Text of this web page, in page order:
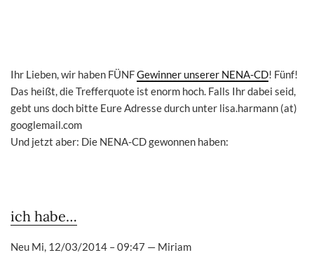
Ihr Lieben, wir haben FÜNFGewinner unserer NENA-CD! Fünf!
Das heißt, die Trefferquote ist enorm hoch. Falls Ihr dabei seid,
gebt uns doch bitte Eure Adresse durch unter lisa.harmann (at)
googlemail.com
Und jetzt aber: Die NENA-CD gewonnen haben:
ich habe…
Neu Mi, 12/03/2014 – 09:47 — Miriam